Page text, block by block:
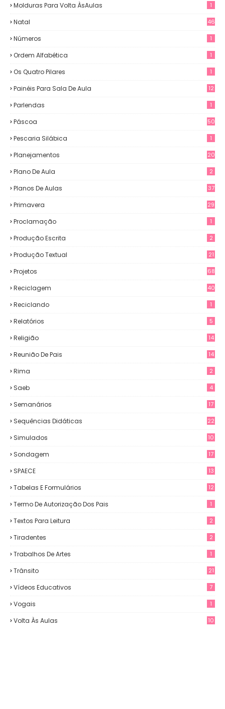
Molduras Para Volta ÀsAulas 1
Natal 46
Números 1
Ordem Alfabética 1
Os Quatro Pilares 1
Painéis Para Sala De Aula
12
Parlendas 1
Páscoa 50
Pescaria Silábica 1
Planejamentos 20
Plano De Aula 2
Planos De Aulas 37
Primavera 29
Proclamação 1
Produção Escrita 2
Produção Textual 21
Projetos 68
Reciclagem 40
Reciclando 1
Relatórios 5
Religião 14
Reunião De Pais 14
Rima 2
Saeb 4
Semanários 17
Sequências Didáticas 22
Simulados 10
Sondagem 17
SPAECE 13
Tabelas E Formulários 12
Termo De Autorização Dos Pais 1
Textos Para Leitura 2
Tiradentes 2
Trabalhos De Artes 1
Trânsito 21
Vídeos Educativos 7
Vogais 1
Volta Às Aulas
10